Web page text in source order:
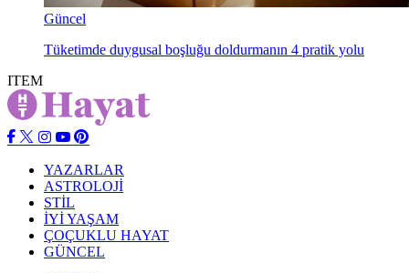
Güncel
Tüketimde duygusal boşluğu doldurmanın 4 pratik yolu
ITEM
YAZARLAR
ASTROLOJİ
STİL
İYİ YAŞAM
ÇOÇUKLU HAYAT
GÜNCEL